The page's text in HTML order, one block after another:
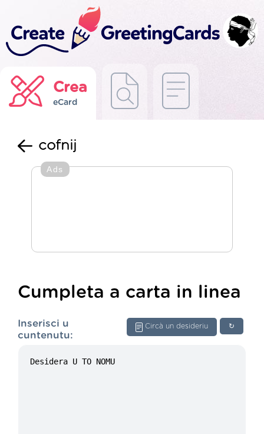
Crea
eCard
cofnij
Ads
Cumpleta a carta in linea
↻
Circà un desideriu
Inserisci u
cuntenutu: